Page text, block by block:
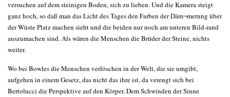
versuchen auf dem steinigen Boden, sich zu lieben. Und die Kamera steigt
ganz hoch, so daß man das Licht des Tages den Farben der Däm¬merung über
der Wüste Platz machen sieht und die beiden nur noch am unteren Bild-rand
auszumachen sind. Als wären die Menschen die Brüder der Steine, nichts
weiter.
Wo bei Bowles die Menschen verlöschen in der Welt, die sie umgibt,
aufgehen in einem Gesetz, das nicht das ihre ist, da verengt sich bei
Bertolucci die Perspektive auf den Körper. Dem Schwinden der Sinne